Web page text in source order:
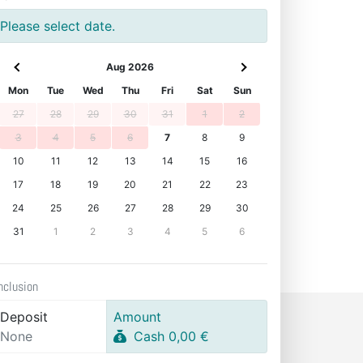
Please select date.
Aug 2026
Mon
Tue Wed Thu Fri Sat
Sun
27
28 29 30 31 1
2
3
4 5 6 7 8
9
10
11 12 13 14 15
16
17
18 19 20 21 22
23
24
25 26 27 28 29
30
31
1 2 3 4 5 6
Deposit
None
Amount
Cash 0,00 €